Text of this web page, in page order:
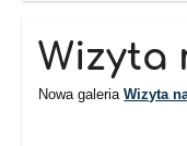
Wizyta
Nowa galeriaWizyta